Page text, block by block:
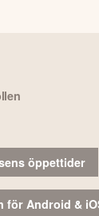
öppettider
för Android &